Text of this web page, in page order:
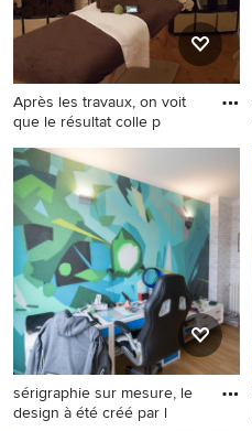
Après les travaux, on voit
que le résultat colle p
Mittelgroßer Fitnessraum mit
weißer Wandfarbe, hellem
Holzboden und beigem
Boden in Paris
sérigraphie sur mesure, le
design à été créé par l